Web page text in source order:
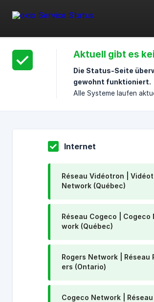
Aktuell gibt es
Die Status-Seite
gewohnt funktioniert.
Alle Systeme laufen
Internet
Réseau Vidéotron |
Network (Québec)
Réseau Cogeco | Cogeco
work (Québec)
Rogers Network | Réseau
ers (Ontario)
Cogeco Network | Réseau